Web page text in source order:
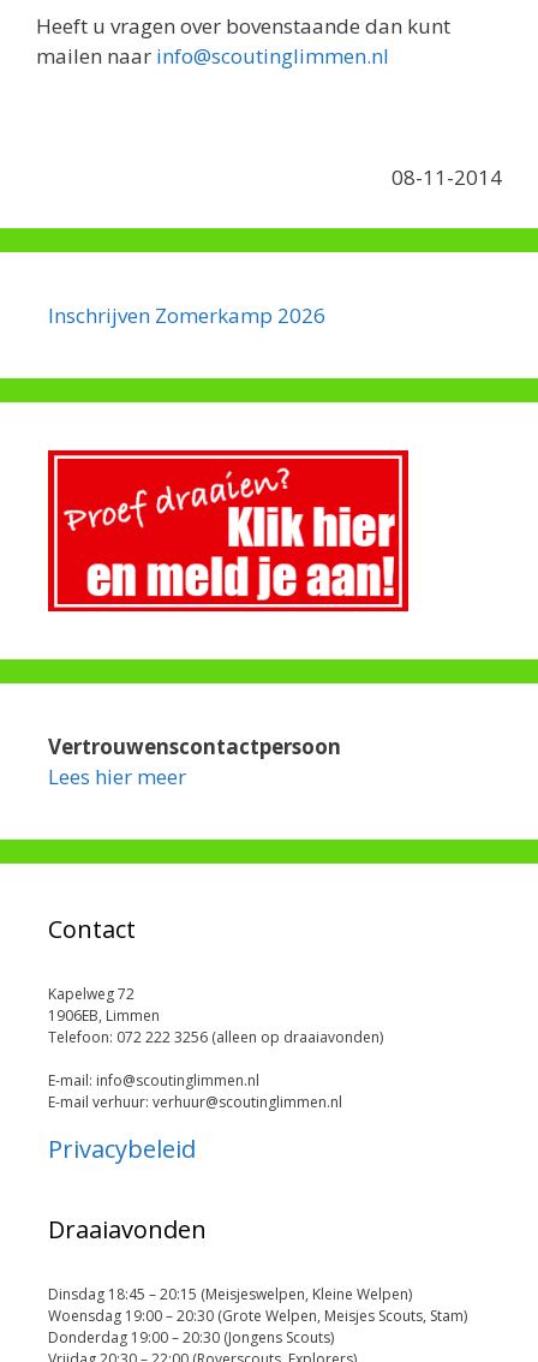
Heeft u vragen over bovenstaande dan kunt
mailen naar info@scoutinglimmen.nl
08-11-2014
Inschrijven Zomerkamp 2026
Vertrouwenscontactpersoon
Lees hier meer
Contact
Kapelweg 72
1906EB, Limmen
Telefoon: 072 222 3256 (alleen op draaiavonden)
E-mail: info@scoutinglimmen.nl
E-mail verhuur: verhuur@scoutinglimmen.nl
Privacybeleid
Draaiavonden
Dinsdag 18:45 – 20:15 (Meisjeswelpen, Kleine Welpen)
Woensdag 19:00 – 20:30 (Grote Welpen, Meisjes Scouts, Stam)
Donderdag 19:00 – 20:30 (Jongens Scouts)